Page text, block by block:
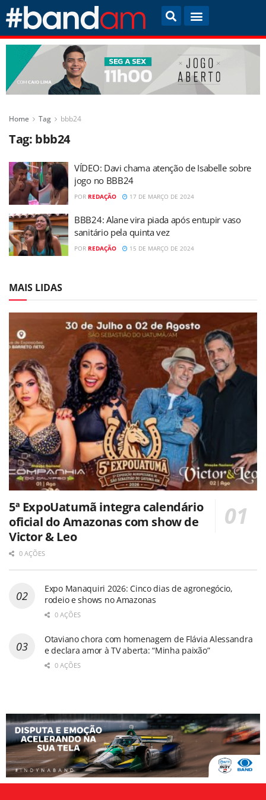
Home Tag bbb24
Tag: bbb24
VÍDEO: Davi chama atenção de Isabelle sobre
jogo no BBB24
POR REDAÇÃO 17 DE MARÇO DE 2024
BBB24: Alane vira piada após entupir vaso
sanitário pela quinta vez
POR REDAÇÃO 15 DE MARÇO DE 2024
MAIS LIDAS
5ª ExpoUatumã integra calendário
oficial do Amazonas com show de
Victor & Leo
0 AÇÕES
Expo Manaquiri 2026: Cinco dias de agronegócio,
rodeio e shows no Amazonas
0 AÇÕES
Otaviano chora com homenagem de Flávia Alessandra
e declara amor à TV aberta: “Minha paixão”
0 AÇÕES